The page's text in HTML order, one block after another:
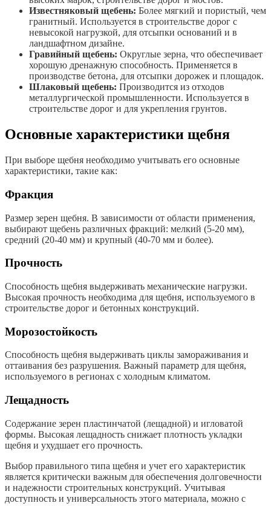
Известняковый щебень: Более мягкий и пористый, чем
гранитный. Используется в строительстве дорог с
невысокой нагрузкой, для отсыпки оснований и в
ландшафтном дизайне.
Гравийный щебень: Округлые зерна, что обеспечивает
хорошую дренажную способность. Применяется в
производстве бетона, для отсыпки дорожек и площадок.
Шлаковый щебень: Производится из отходов
металлургической промышленности. Используется в
строительстве дорог и для укрепления грунтов.
Основные характеристики щебня
При выборе щебня необходимо учитывать его основные
характеристики, такие как:
Фракция
Размер зерен щебня. В зависимости от области применения,
выбирают щебень различных фракций: мелкий (5-20 мм),
средний (20-40 мм) и крупный (40-70 мм и более).
Прочность
Способность щебня выдерживать механические нагрузки.
Высокая прочность необходима для щебня, используемого в
строительстве дорог и бетонных конструкций.
Морозостойкость
Способность щебня выдерживать циклы замораживания и
оттаивания без разрушения. Важный параметр для щебня,
используемого в регионах с холодным климатом.
Лещадность
Содержание зерен пластинчатой (лещадной) и игловатой
формы. Высокая лещадность снижает плотность укладки
щебня и ухудшает его прочность.
Выбор правильного типа щебня и учет его характеристик
является критически важным для обеспечения долговечности
и надежности строительных конструкций. Учитывая
доступность и универсальность этого материала, можно с